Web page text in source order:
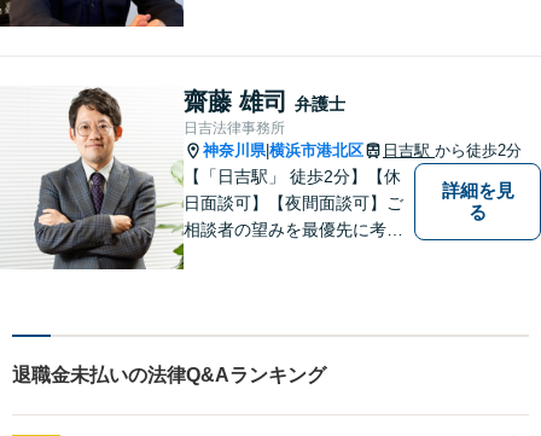
作りに尽力しています。【初
回無料相談】【東京・神奈川
エリア】
齋藤 雄司 弁護士
日吉法律事務所
神奈川県|横浜市港北区 日吉駅 から徒歩2分
【「日吉駅」 徒歩2分】【休
日面談可】【夜間面談可】ご
相談者の望みを最優先に考
率直にお伝えしています。 ぜ
ひお気軽に、当事務所までお
越しください。
詳細を見
る
退職金未払いの法律Q&Aランキング